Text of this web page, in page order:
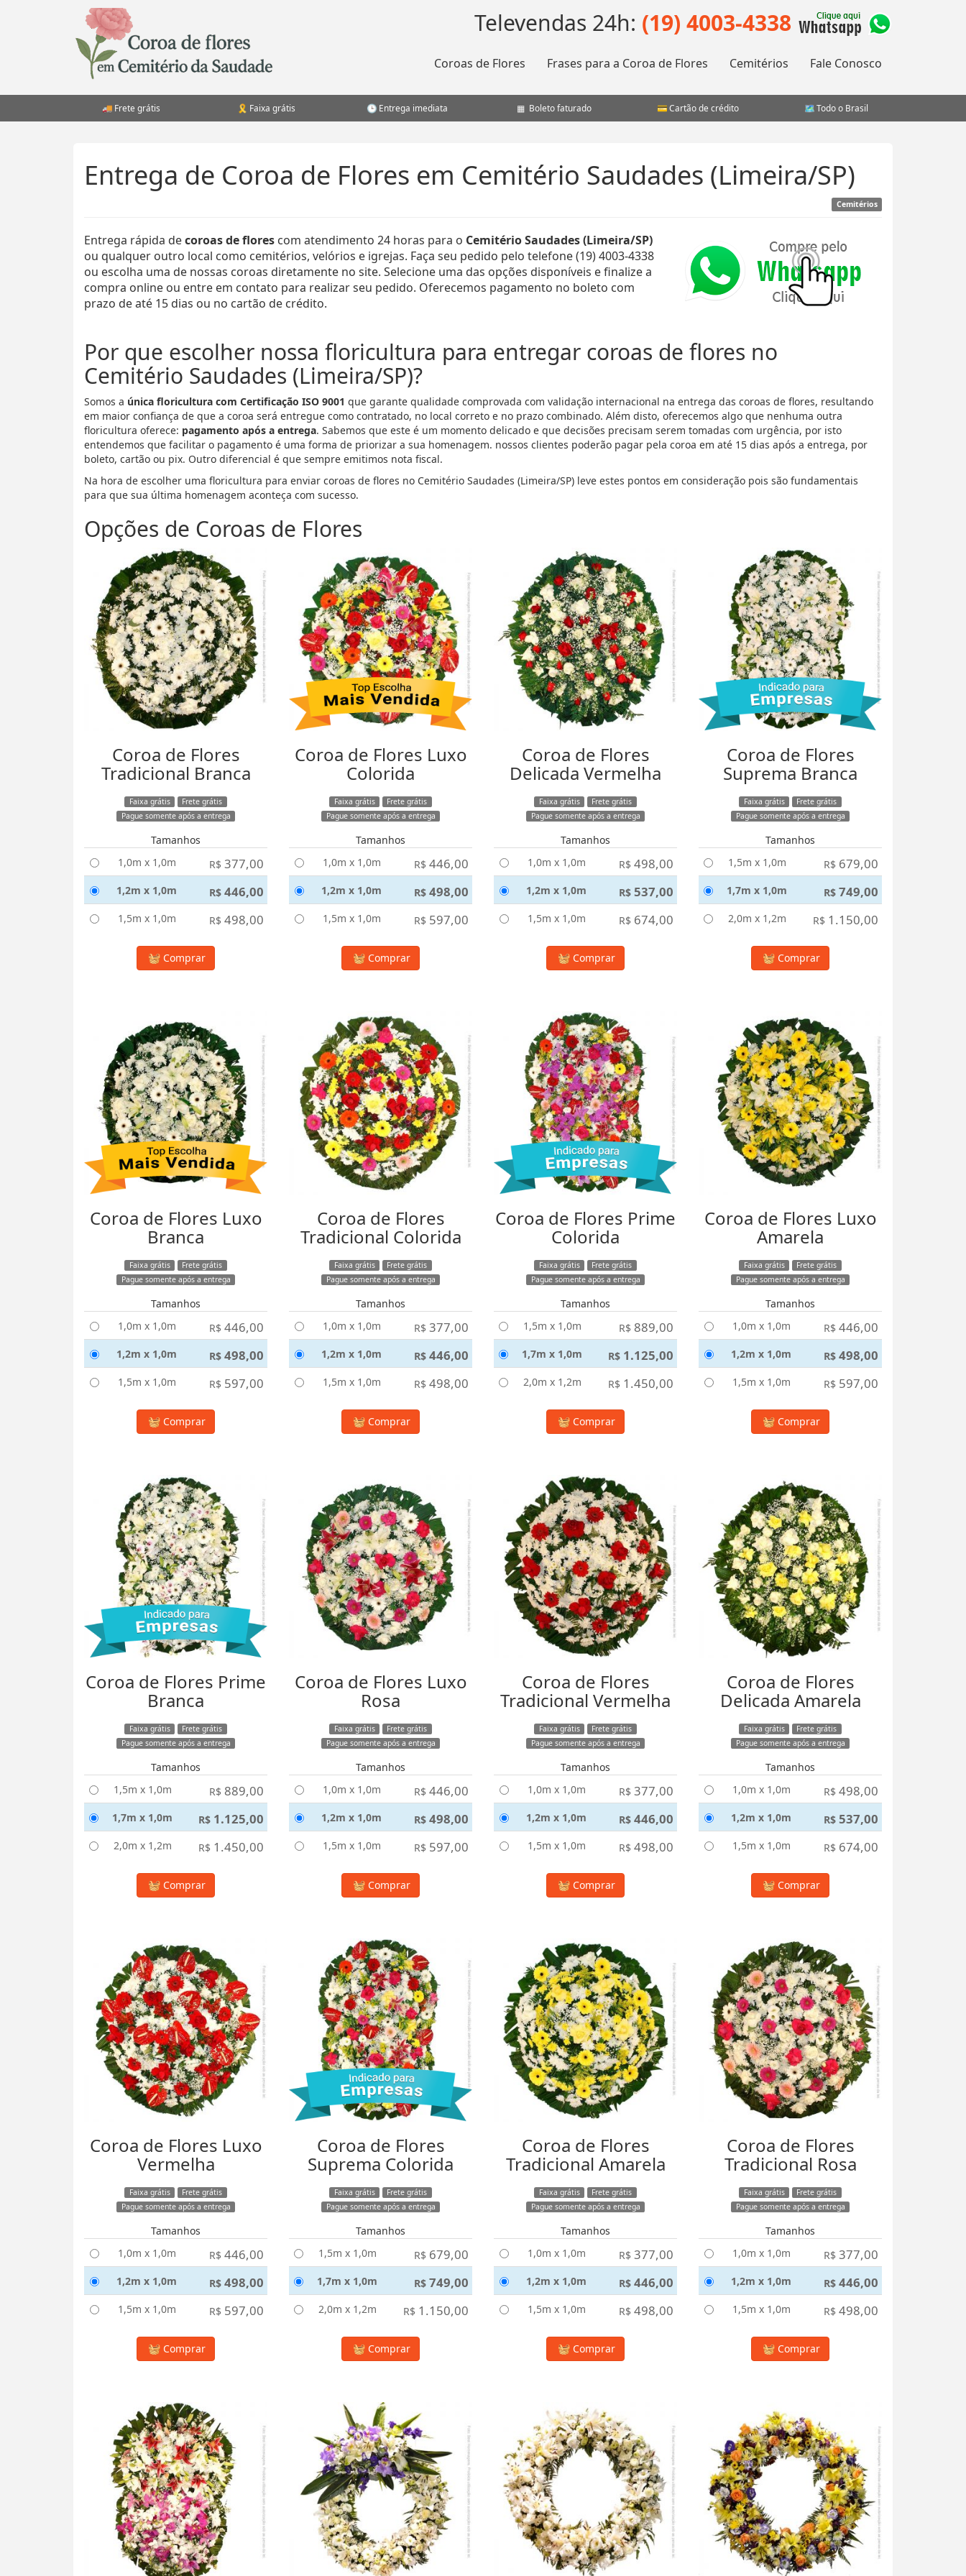
Televendas 24h: (19) 4003-4338
Coroas de Flores Frases para a Coroa de Flores Cemitérios Fale Conosco
Frete grátis Faixa grátis Entrega imediata Boleto faturado Cartão de crédito Todo o Brasil
Entrega de Coroa de Flores em Cemitério Saudades (Limeira/SP)
Cemitérios
Entrega rápida decoroas de flores com atendimento 24 horas para o Cemitério Saudades (Limeira/SP)
ou qualquer outro local como cemitérios, velórios e igrejas. Faça seu pedido pelo telefone (19) 4003-4338
ou escolha uma de nossas coroas diretamente no site. Selecione uma das opções disponíveis e finalize a
compra online ou entre em contato para realizar seu pedido. Oferecemos pagamento no boleto com
prazo de até 15 dias ou no cartão de crédito.
Por que escolher nossa floricultura para entregar coroas de flores no
Cemitério Saudades (Limeira/SP)?
Somos a única floricultura com Certificação ISO 9001 que garante qualidade comprovada com validação internacional na entrega das coroas de flores, resultando
em maior confiança de que a coroa será entregue como contratado, no local correto e no prazo combinado. Além disto, oferecemos algo que nenhuma outra
floricultura oferece: pagamento após a entrega. Sabemos que este é um momento delicado e que decisões precisam serem tomadas com urgência, por isto
entendemos que facilitar o pagamento é uma forma de priorizar a sua homenagem. nossos clientes poderão pagar pela coroa em até 15 dias após a entrega, por
boleto, cartão ou pix. Outro diferencial é que sempre emitimos nota fiscal.
Na hora de escolher uma floricultura para enviar coroas de flores no Cemitério Saudades (Limeira/SP) leve estes pontos em consideração pois são fundamentais
para que sua última homenagem aconteça com sucesso.
Opções de Coroas de Flores
Coroa de Flores
Tradicional Branca
Faixa grátis
Frete grátis
Pague somente após a entrega
Tamanhos
1,0m x 1,0m
R$ 377,00
1,2m x 1,0m R$ 446,00
1,5m x 1,0m R$ 498,00
Comprar
Coroa de Flores Luxo
Colorida
Faixa grátis
Frete grátis
Pague somente após a entrega
Tamanhos
1,0m x 1,0m
R$ 446,00
1,2m x 1,0m R$ 498,00
1,5m x 1,0m R$ 597,00
Comprar
Coroa de Flores
Delicada Vermelha
Faixa grátis
Frete grátis
Pague somente após a entrega
Tamanhos
1,0m x 1,0m
R$ 498,00
1,2m x 1,0m R$ 537,00
1,5m x 1,0m R$ 674,00
Comprar
Coroa de Flores
Suprema Branca
Faixa grátis
Frete grátis
Pague somente após a entrega
Tamanhos
1,5m x 1,0m
R$ 679,00
1,7m x 1,0m R$ 749,00
2,0m x 1,2m R$ 1.150,00
Comprar
Coroa de Flores Luxo
Branca
Faixa grátis
Frete grátis
Pague somente após a entrega
Tamanhos
1,0m x 1,0m
R$ 446,00
1,2m x 1,0m R$ 498,00
1,5m x 1,0m R$ 597,00
Comprar
Coroa de Flores
Tradicional Colorida
Faixa grátis
Frete grátis
Pague somente após a entrega
Tamanhos
1,0m x 1,0m
R$ 377,00
1,2m x 1,0m R$ 446,00
1,5m x 1,0m R$ 498,00
Comprar
Coroa de Flores Prime
Colorida
Faixa grátis
Frete grátis
Pague somente após a entrega
Tamanhos
1,5m x 1,0m
R$ 889,00
1,7m x 1,0m R$ 1.125,00
2,0m x 1,2m R$ 1.450,00
Comprar
Coroa de Flores Luxo
Amarela
Faixa grátis
Frete grátis
Pague somente após a entrega
Tamanhos
1,0m x 1,0m
R$ 446,00
1,2m x 1,0m R$ 498,00
1,5m x 1,0m R$ 597,00
Comprar
Coroa de Flores Prime
Branca
Faixa grátis
Frete grátis
Pague somente após a entrega
Tamanhos
1,5m x 1,0m
R$ 889,00
1,7m x 1,0m R$ 1.125,00
2,0m x 1,2m R$ 1.450,00
Comprar
Coroa de Flores Luxo
Rosa
Faixa grátis
Frete grátis
Pague somente após a entrega
Tamanhos
1,0m x 1,0m
R$ 446,00
1,2m x 1,0m R$ 498,00
1,5m x 1,0m R$ 597,00
Comprar
Coroa de Flores
Tradicional Vermelha
Faixa grátis
Frete grátis
Pague somente após a entrega
Tamanhos
1,0m x 1,0m
R$ 377,00
1,2m x 1,0m R$ 446,00
1,5m x 1,0m R$ 498,00
Comprar
Coroa de Flores
Delicada Amarela
Faixa grátis
Frete grátis
Pague somente após a entrega
Tamanhos
1,0m x 1,0m
R$ 498,00
1,2m x 1,0m R$ 537,00
1,5m x 1,0m R$ 674,00
Comprar
Coroa de Flores Luxo
Vermelha
Faixa grátis
Frete grátis
Pague somente após a entrega
Tamanhos
1,0m x 1,0m
R$ 446,00
1,2m x 1,0m R$ 498,00
1,5m x 1,0m R$ 597,00
Comprar
Coroa de Flores
Suprema Colorida
Faixa grátis
Frete grátis
Pague somente após a entrega
Tamanhos
1,5m x 1,0m
R$ 679,00
1,7m x 1,0m R$ 749,00
2,0m x 1,2m R$ 1.150,00
Comprar
Coroa de Flores
Tradicional Amarela
Faixa grátis
Frete grátis
Pague somente após a entrega
Tamanhos
1,0m x 1,0m
R$ 377,00
1,2m x 1,0m R$ 446,00
1,5m x 1,0m R$ 498,00
Comprar
Coroa de Flores
Tradicional Rosa
Faixa grátis
Frete grátis
Pague somente após a entrega
Tamanhos
1,0m x 1,0m
R$ 377,00
1,2m x 1,0m R$ 446,00
1,5m x 1,0m R$ 498,00
Comprar